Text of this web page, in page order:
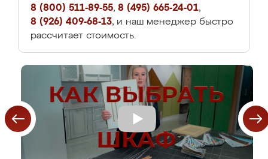
8 (800) 511-89-55, 8 (495) 665-24-01,
8 (926) 409-68-13, и наш менеджер быстро
рассчитает стоимость.